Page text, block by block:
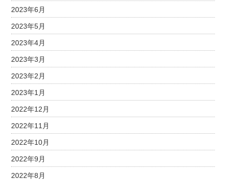
2023年6月
2023年5月
2023年4月
2023年3月
2023年2月
2023年1月
2022年12月
2022年11月
2022年10月
2022年9月
2022年8月